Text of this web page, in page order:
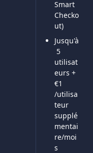
Smart
Checko
ut)
Jusqu'à
5
utilisat
eurs +
€1
/utilisa
teur
supplé
mentai
re/moi
s